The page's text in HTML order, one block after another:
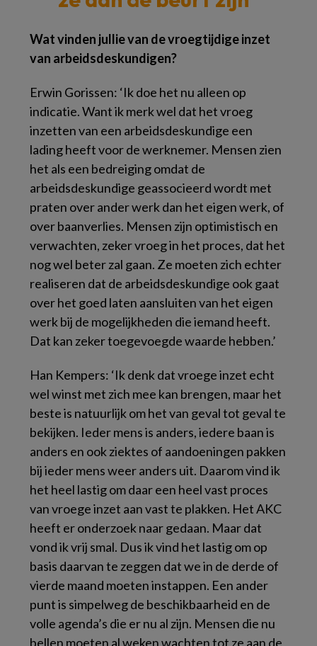
Wat vinden jullie van de vroegtijdige inzet
van arbeidsdeskundigen?
Erwin Gorissen: ‘Ik doe het nu alleen op
indicatie. Want ik merk wel dat het vroeg
inzetten van een arbeidsdeskundige een
lading heeft voor de werknemer. Mensen zien
het als een bedreiging omdat de
arbeidsdeskundige geassocieerd wordt met
praten over ander werk dan het eigen werk, of
over baanverlies. Mensen zijn optimistisch en
verwachten, zeker vroeg in het proces, dat het
nog wel beter zal gaan. Ze moeten zich echter
realiseren dat de arbeidsdeskundige ook gaat
over het goed laten aansluiten van het eigen
werk bij de mogelijkheden die iemand heeft.
Dat kan zeker toegevoegde waarde hebben.’
Han Kempers: ‘Ik denk dat vroege inzet echt
wel winst met zich mee kan brengen, maar het
beste is natuurlijk om het van geval tot geval te
bekijken. Ieder mens is anders, iedere baan is
anders en ook ziektes of aandoeningen pakken
bij ieder mens weer anders uit. Daarom vind ik
het heel lastig om daar een heel vast proces
van vroege inzet aan vast te plakken. Het AKC
heeft er onderzoek naar gedaan. Maar dat
vond ik vrij smal. Dus ik vind het lastig om op
basis daarvan te zeggen dat we in de derde of
vierde maand moeten instappen. Een ander
punt is simpelweg de beschikbaarheid en de
volle agenda’s die er nu al zijn. Mensen die nu
bellen moeten al weken wachten tot ze aan de